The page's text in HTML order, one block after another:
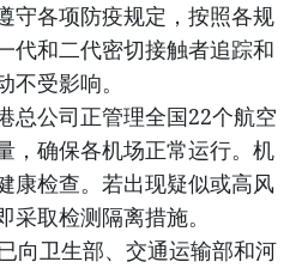
守各项防疫规定，按照各规
代和二代密切接触者追踪和
受影响。
总公司正管理全国22个航空
，确保各机场正常运行。机
康检查。若出现疑似或高风
取检测隔离措施。
向卫生部、交通运输部和河